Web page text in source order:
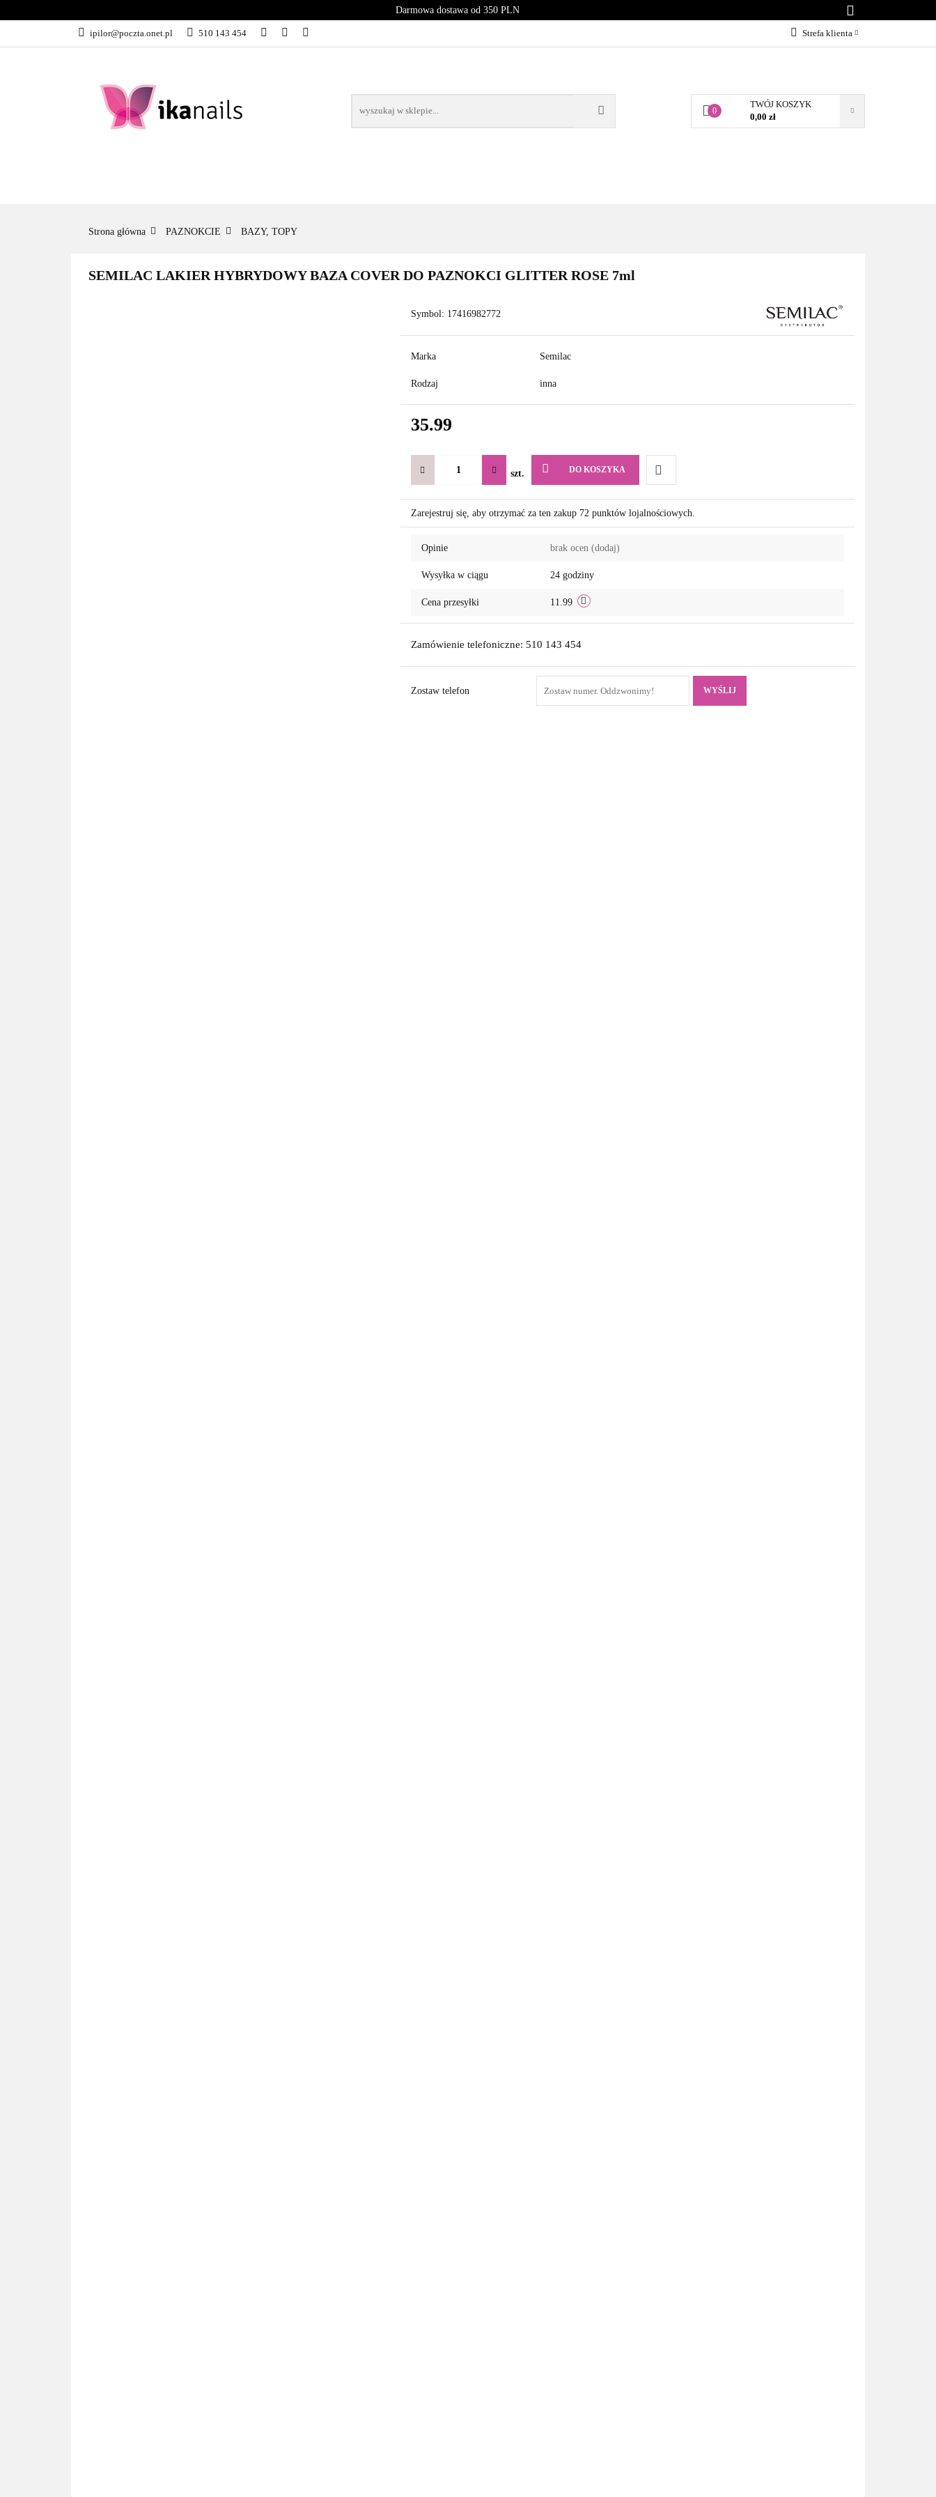
Darmowa dostawa od 350 PLN
ipilor@poczta.onet.pl 510 143 454 Strefa klienta
Dodaj zgłoszenie
Zgody cookies
0
TWÓJ KOSZYK
0,00 zł
KATEGORIE
Strona główna PAZNOKCIE BAZY, TOPY
SEMILAC LAKIER HYBRYDOWY BAZA COVER DO PAZNOKCI GLITTER ROSE 7ml
Symbol: 17416982772
Marka Semilac
Rodzaj inna
35.99
szt. DO KOSZYKA
Do
przechowalni
Zarejestruj się, aby otrzymać za ten zakup 72 punktów lojalnościowych.
Opinie brak ocen (dodaj)
Wysyłka w ciągu 24 godziny
Cena przesyłki 11.99
Zamówienie telefoniczne: 510 143 454
Zostaw telefon WYŚLIJ